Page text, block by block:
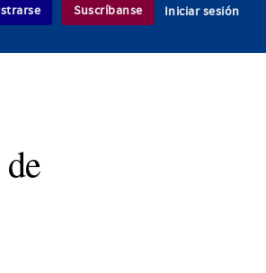
Suscríbanse Iniciar sesión